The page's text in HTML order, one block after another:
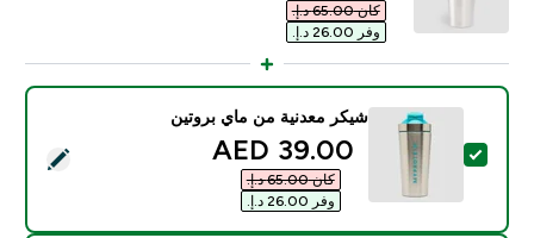
كان ‏65.00 د.إ.‏‎
وفر ‏26.00 د.إ.‏‎
تحديد هذا المنتج - شيكر معدنية من ماي بروتين
شيكر معدنية من ماي بروتين
discounted price
39.00 AED‎
كان ‏65.00 د.إ.‏‎
وفر ‏26.00 د.إ.‏‎